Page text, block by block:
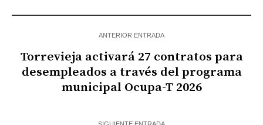
ANTERIOR ENTRADA
Torrevieja activará 27 contratos para
desempleados a través del programa
municipal Ocupa-T 2026